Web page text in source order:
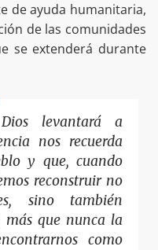
de ayuda humanitaria,
de las comunidades
se extenderá durante
levantará a
nos recuerda
y que, cuando
reconstruir no
sino también
más que nunca la
como